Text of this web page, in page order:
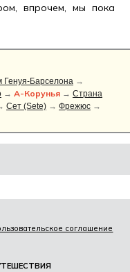
впрочем, мы пока
Генуя-Барселона →
→ А-Корунья → Страна
Сет (Sete) → Фрежюс →
соглашение